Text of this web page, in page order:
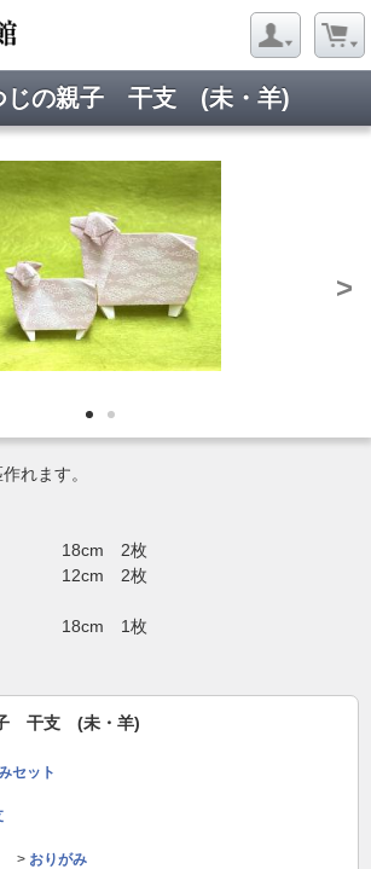
じの親子 干支 (未・羊)
>
れます。
18cm 2枚
2枚
草 18cm 1枚
干支 (未・羊)
セット
> おりがみ